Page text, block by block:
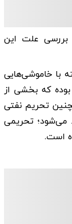
علت این
با خاموشی‌هایی
بوده که بخشی از
تحریم نفتی
می‌شود؛ تحریمی
است.